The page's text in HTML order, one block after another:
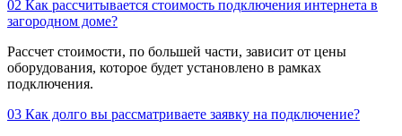
02 Как рассчитывается стоимость подключения интернета в
загородном доме?
Рассчет стоимости, по большей части, зависит от цены
оборудования, которое будет установлено в рамках
подключения.
03 Как долго вы рассматриваете заявку на подключение?